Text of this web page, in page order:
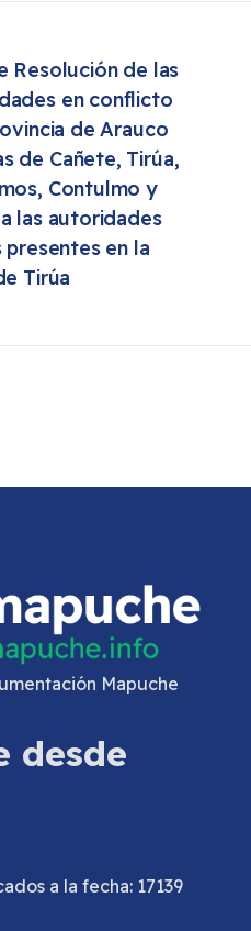
Resolución de las
en conflicto
de Arauco
de Cañete, Tirúa,
Contulmo y
las autoridades
presentes en la
Tirúa
Mapuche
desde
a la fecha: 17139